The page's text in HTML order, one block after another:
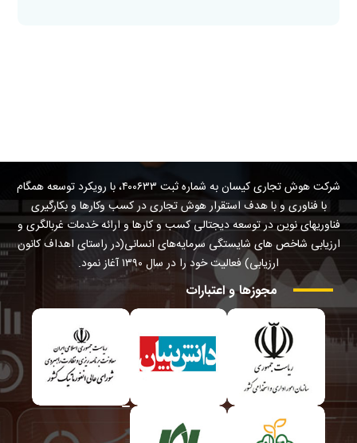
شرکت هوش تجاری کیسان به شماره ثبت ۴۰۰۶۳۳، با رویکرد توسعه همگام
با فناوری و با هدف استقرار هوش تجاری در کسب وکارها و بکارگیری
فناوریهای نوین در توسعه دیجتالی کسب و کارها و ارائه خدمات غربالگری و
ارزیابی شاخص های شایستگی سرمایه‌های انسانی(در راستای اهداف کانون
ارزیابی) فعالیت خود را در سال ۱۳۹۰ آغاز نمود.
مجوزها و اعتبارات